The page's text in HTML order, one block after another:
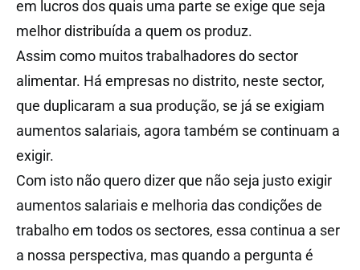
em lucros dos quais uma parte se exige que seja
melhor distribuída a quem os produz.
Assim como muitos trabalhadores do sector
alimentar. Há empresas no distrito, neste sector,
que duplicaram a sua produção, se já se exigiam
aumentos salariais, agora também se continuam a
exigir.
Com isto não quero dizer que não seja justo exigir
aumentos salariais e melhoria das condições de
trabalho em todos os sectores, essa continua a ser
a nossa perspectiva, mas quando a pergunta é